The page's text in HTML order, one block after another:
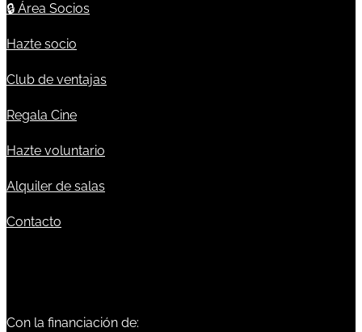
🔒 Área Socios
Hazte socio
Club de ventajas
Regala Cine
Hazte voluntario
Alquiler de salas
Contacto
Con la financiación de: